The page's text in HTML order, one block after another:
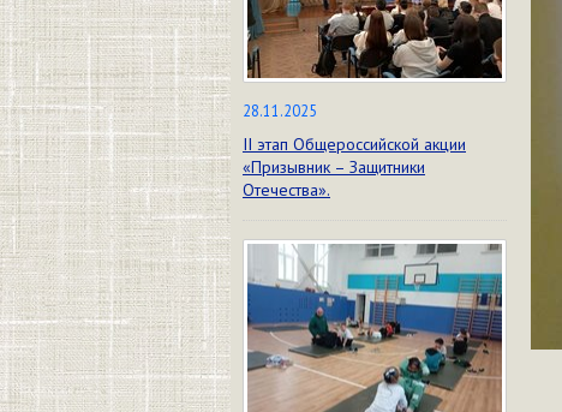
28.11.2025
II этап Общероссийской акции
«Призывник – Защитники
Отечества».